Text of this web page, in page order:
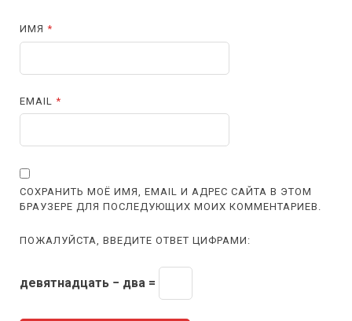
ИМЯ*
EMAIL*
СОХРАНИТЬ МОЁ ИМЯ, EMAIL И АДРЕС САЙТА В ЭТОМ
БРАУЗЕРЕ ДЛЯ ПОСЛЕДУЮЩИХ МОИХ КОММЕНТАРИЕВ.
ПОЖАЛУЙСТА, ВВЕДИТЕ ОТВЕТ ЦИФРАМИ:
девятнадцать − два =